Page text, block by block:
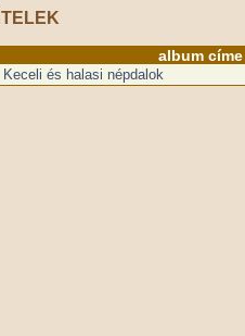
album címe
és halasi népdalok